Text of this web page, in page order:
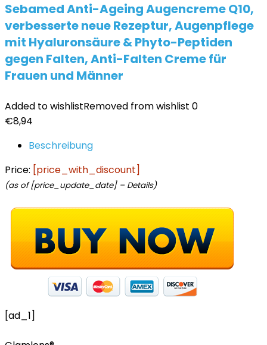
Sebamed Anti-Ageing Augencreme Q10,
verbesserte neue Rezeptur, Augenpflege
mit Hyaluronsäure & Phyto-Peptiden
gegen Falten, Anti-Falten Creme für
Frauen und Männer
Added to wishlistRemoved from wishlist 0
€8,94
Beschreibung
Price: [price_with_discount]
(as of [price_update_date] – Details)
[ad_1]